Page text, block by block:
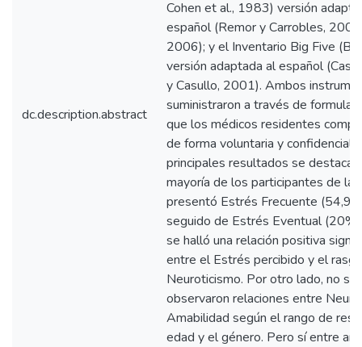
dc.description.abstract
Cohen et al., 1983) versión
español (Remor y Carrobles,
2006); y el Inventario Big Five
versión adaptada al español
y Casullo, 2001). Ambos
suministraron a través de
que los médicos residentes
de forma voluntaria y confidencial.
principales resultados se destaca
mayoría de los participantes de la
presentó Estrés Frecuente
seguido de Estrés Eventual
se halló una relación positiva
entre el Estrés percibido y el rasgo
Neuroticismo. Por otro lado, no se
observaron relaciones entre
Amabilidad según el rango de
edad y el género. Pero sí entre